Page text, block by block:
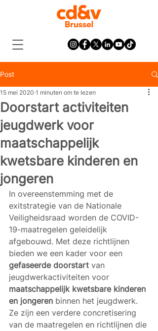
Post
Doorstart activiteiten
jeugdwerk voor
maatschappelijk
kwetsbare kinderen en
jongeren
15 mei 2020 1 minuten om te lezen
In overeenstemming met de
exitstrategie van de Nationale
Veiligheidsraad worden de COVID-
19-maatregelen geleidelijk
afgebouwd. Met deze richtlijnen
bieden we een kader voor een
gefaseerde doorstart van
jeugdwerkactiviteiten voor
maatschappelijk kwetsbare kinderen
en jongeren binnen het jeugdwerk.
Ze zijn een verdere concretisering
van de maatregelen en richtlijnen die